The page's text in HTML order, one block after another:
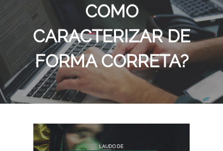
COMO
CARACTERIZAR DE
FORMA CORRETA?